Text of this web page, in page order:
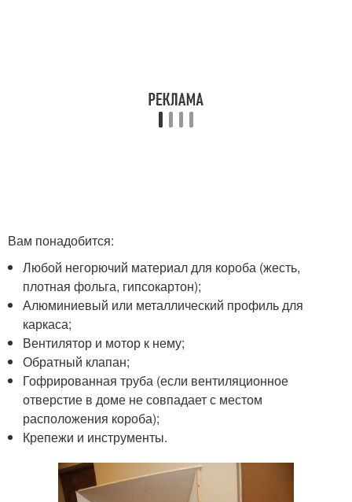
Вам понадобится:
Любой негорючий материал для короба (жесть,
плотная фольга, гипсокартон);
Алюминиевый или металлический профиль для
каркаса;
Вентилятор и мотор к нему;
Обратный клапан;
Гофрированная труба (если вентиляционное
отверстие в доме не совпадает с местом
расположения короба);
Крепежи и инструменты.